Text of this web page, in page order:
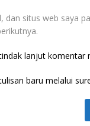
dan situs web saya
lanjut komentar
baru melalui